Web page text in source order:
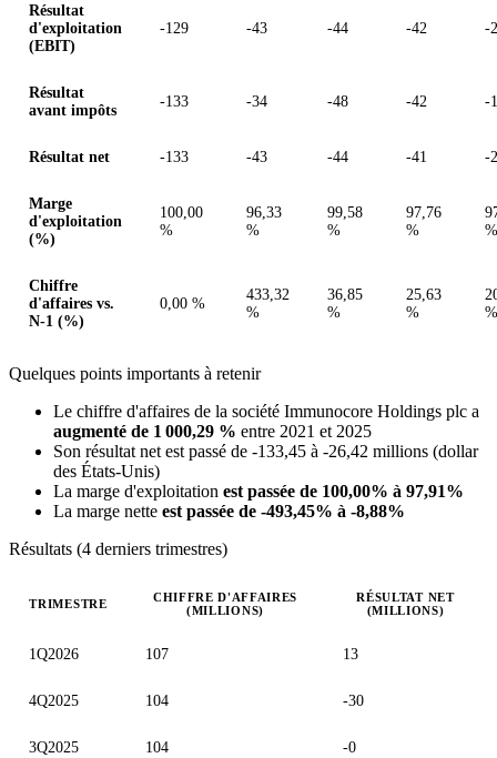
Résultat
d'exploitation
(EBIT)
-129 -43 -44 -42 -2
Résultat
avant impôts
-133 -34 -48 -42 -
Résultat net -133 -43 -44 -41 -
Marge
d'exploitation
(%)
100,00
%
96,33
%
99,58
%
97,76
%
%
Chiffre
d'affaires vs.
N-1 (%)
0,00 %
433,32
%
36,85
%
25,63
%
%
Quelques points importants à retenir
Le chiffre d'affaires de la société Immunocore Holdings plc a
augmenté de 1 000,29 % entre 2021 et 2025
Son résultat net est passé de -133,45 à -26,42 millions (dollar
des États-Unis)
La marge d'exploitation est passée de 100,00% à 97,91%
La marge nette est passée de -493,45% à -8,88%
Résultats (4 derniers trimestres)
TRIMESTRE
CHIFFRE D'AFFAIRES
(MILLIONS)
RÉSULTAT NET
(MILLIONS)
1Q2026 107 13
4Q2025 104 -30
3Q2025 104 -0